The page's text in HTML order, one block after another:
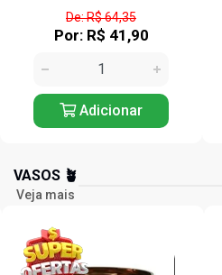
De: R$ 64,35
Por: R$ 41,90
Adicionar
VASOS 🪴
Veja mais